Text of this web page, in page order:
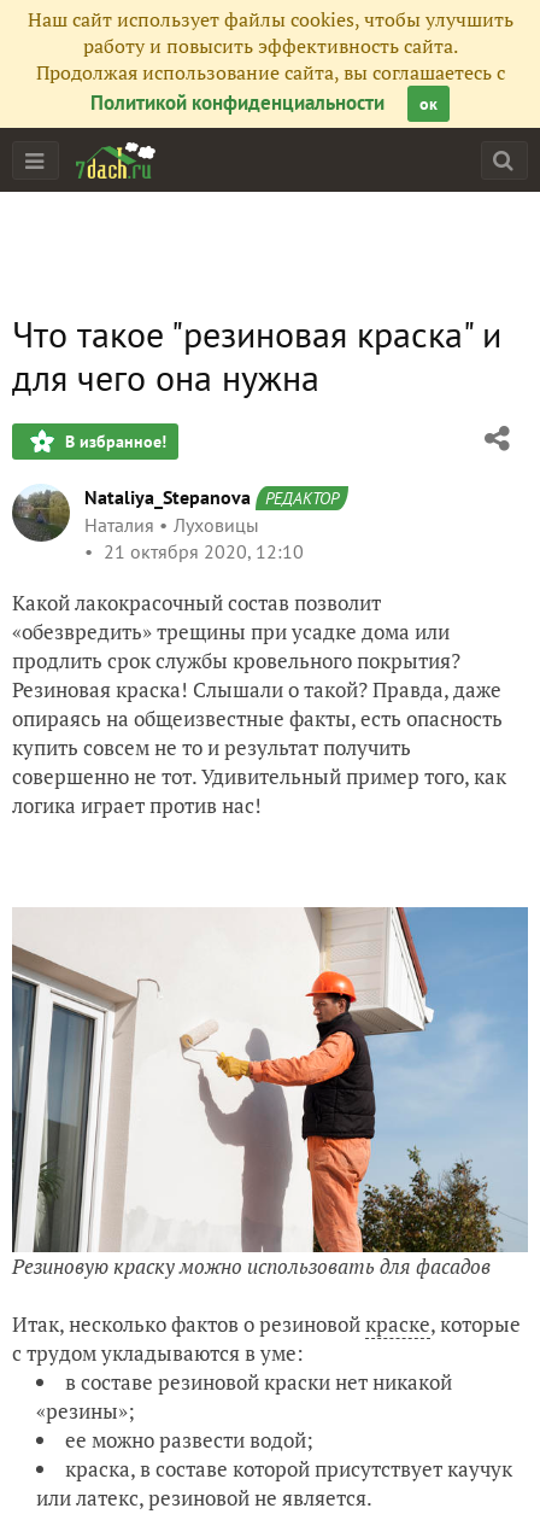
Наш сайт использует файлы cookies, чтобы улучшить
работу и повысить эффективность сайта.
Продолжая использование сайта, вы соглашаетесь с
Политикой конфиденциальности
ок
Что такое "резиновая краска" и
для чего она нужна
В избранное!
Nataliya_Stepanova РЕДАКТОР
Наталия
Луховицы
21 октября 2020, 12:10
Какой лакокрасочный состав позволит
«обезвредить» трещины при усадке дома или
продлить срок службы кровельного покрытия?
Резиновая краска! Слышали о такой? Правда, даже
опираясь на общеизвестные факты, есть опасность
купить совсем не то и результат получить
совершенно не тот. Удивительный пример того, как
логика играет против нас!
Резиновую краску можно использовать для фасадов
Итак, несколько фактов о резиновойкраске, которые
с трудом укладываются в уме:
в составе резиновой краски нет никакой
«резины»;
ее можно развести водой;
краска, в составе которой присутствует каучук
или латекс, резиновой не является.